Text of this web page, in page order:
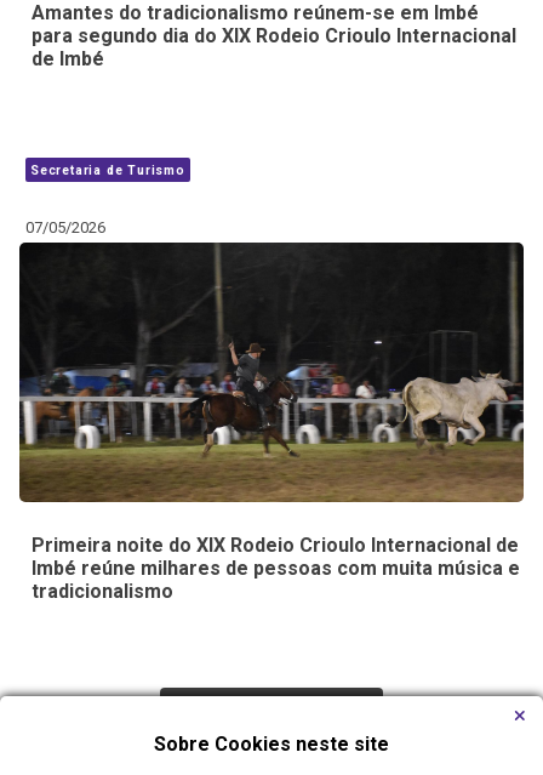
Amantes do tradicionalismo reúnem-se em Imbé
para segundo dia do XIX Rodeio Crioulo Internacional
de Imbé
Secretaria de Turismo
07/05/2026
Primeira noite do XIX Rodeio Crioulo Internacional de
Imbé reúne milhares de pessoas com muita música e
tradicionalismo
Sobre Cookies neste site